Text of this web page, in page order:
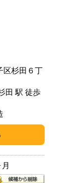
区杉田６丁
徒歩